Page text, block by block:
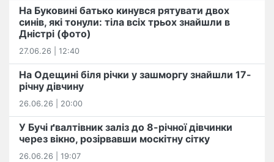
На Буковині батько кинувся рятувати двох
синів, які тонули: тіла всіх трьох знайшли в
Дністрі (фото)
27.06.26 | 12:40
На Одещині біля річки у зашморгу знайшли 17-
річну дівчину
26.06.26 | 20:00
У Бучі ґвалтівник заліз до 8-річної дівчинки
через вікно, розірвавши москітну сітку
26.06.26 | 19:07